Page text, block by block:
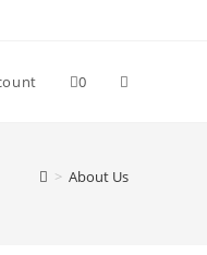
0
> About Us